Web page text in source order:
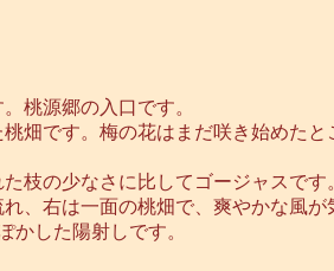
桃源郷の入口です。
畑です。梅の花はまだ咲き始めた
枝の少なさに比してゴージャスです
、右は一面の桃畑で、爽やかな風
かした陽射しです。